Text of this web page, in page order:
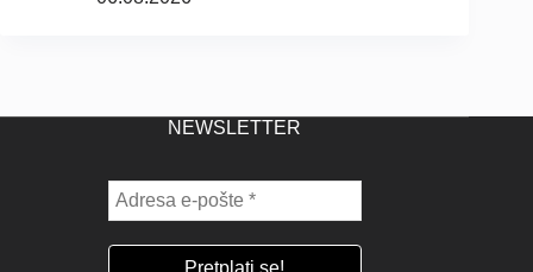
NEWSLETTER